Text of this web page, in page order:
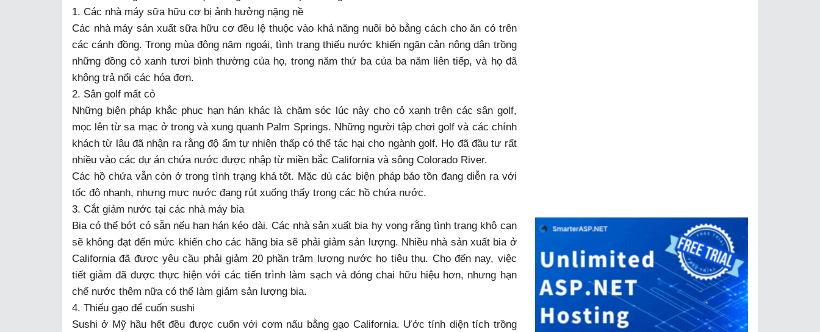
1. Các nhà máy sữa hữu cơ bị ảnh hưởng nặng nề
Các nhà máy sản xuất sữa hữu cơ đều lệ thuộc vào khả năng nuôi bò bằng cách cho ăn cỏ trên
các cánh đồng. Trong mùa đông năm ngoái, tình trạng thiếu nước khiến ngăn cản nông dân trồng
những đồng cỏ xanh tươi bình thường của họ, trong năm thứ ba của ba năm liên tiếp, và họ đã
không trả nổi các hóa đơn.
2. Sân golf mất cỏ
Những biện pháp khắc phục hạn hán khác là chăm sóc lúc này cho cỏ xanh trên các sân golf,
mọc lên từ sa mạc ở trong và xung quanh Palm Springs. Những người tập chơi golf và các chính
khách từ lâu đã nhận ra rằng độ ẩm tự nhiên thấp có thể tác hại cho ngành golf. Họ đã đầu tư rất
nhiều vào các dự án chứa nước được nhập từ miền bắc California và sông Colorado River.
Các hồ chứa vẫn còn ở trong tình trạng khá tốt. Mặc dù các biện pháp bảo tồn đang diễn ra với
tốc độ nhanh, nhưng mực nước đang rút xuống thấy trong các hồ chứa nước.
3. Cắt giảm nước tại các nhà máy bia
Bia có thể bớt có sẵn nếu hạn hán kéo dài. Các nhà sản xuất bia hy vọng rằng tình trạng khô cạn
sẽ không đạt đến mức khiến cho các hãng bia sẽ phải giảm sản lượng. Nhiều nhà sản xuất bia ở
California đã được yêu cầu phải giảm 20 phần trăm lượng nước họ tiêu thụ. Cho đến nay, việc
tiết giảm đã được thực hiện với các tiến trình làm sạch và đóng chai hữu hiệu hơn, nhưng hạn
chế nước thêm nữa có thể làm giảm sản lượng bia.
4. Thiếu gạo để cuốn sushi
Sushi ở Mỹ hầu hết đều được cuốn với cơm nấu bằng gạo California. Ước tính diện tích trồng